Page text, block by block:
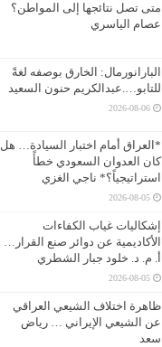
متى تصل نتائجها إلى المواطن؟
عصام الياسري
البارانورمال: الخارق بوصفه لغةً
للتابو….عبدالكريم حنون السعيد
2026-08-06
*العراق أمام اختبار السيادة… هل
كان العدوان السعودي خطأً
استراتيجياً؟* ناجي الغزي
2026-08-05
إشكاليات غياب الكفاءات
الأكاديمية عن دوائر صنع القرار…
أ. م. د. خلود جبار الشطري
2026-08-05
ظاهرة اختلاف الشيعي العراقي
عن الشيعي الإيراني … رياض
سعد